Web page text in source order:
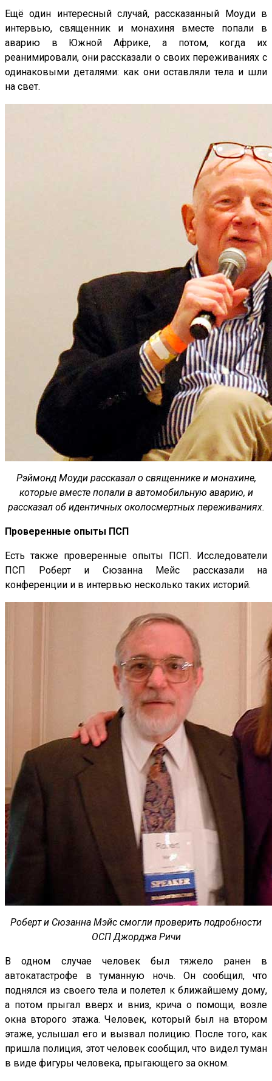
Ещё один интересный случай, рассказанный Моуди в
интервью, священник и монахиня вместе попали в
аварию в Южной Африке, а потом, когда их
реанимировали, они рассказали о своих переживаниях с
одинаковыми деталями: как они оставляли тела и шли
на свет.
Рэймонд Моуди рассказал о священнике и монахине,
которые вместе попали в автомобильную аварию, и
рассказал об идентичных околосмертных переживаниях.
Проверенные опыты ПСП
Есть также проверенные опыты ПСП. Исследователи
ПСП Роберт и Сюзанна Мейс рассказали на
конференции и в интервью несколько таких историй.
Роберт и Сюзанна Мэйс смогли проверить подробности
ОСП Джорджа Ричи
В одном случае человек был тяжело ранен в
автокатастрофе в туманную ночь. Он сообщил, что
поднялся из своего тела и полетел к ближайшему дому,
а потом прыгал вверх и вниз, крича о помощи, возле
окна второго этажа. Человек, который был на втором
этаже, услышал его и вызвал полицию. После того, как
пришла полиция, этот человек сообщил, что видел туман
в виде фигуры человека, прыгающего за окном.